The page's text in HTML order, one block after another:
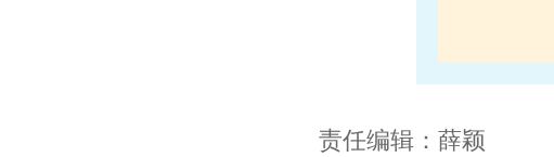
责任编辑：薛颖